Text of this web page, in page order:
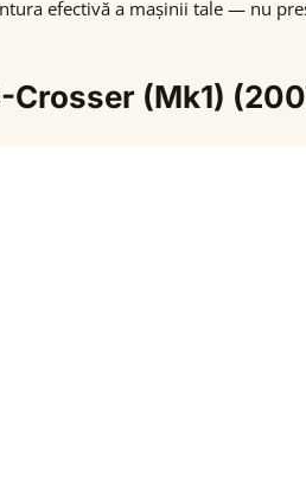
efectivă a mașinii tale — nu
(Mk1)